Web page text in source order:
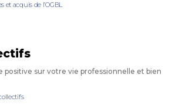
et acquis de l’OGBL
positive sur votre vie professionnelle et bien